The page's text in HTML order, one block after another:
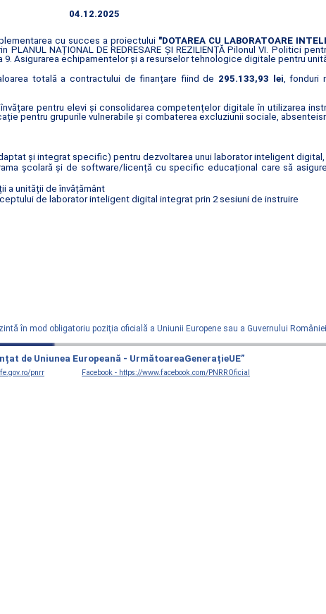
04.12.2025
cu succes a proiectului "DOTAREA CU LABORATOARE
PLANUL NAȚIONAL DE REDRESARE ȘI REZILIENȚĂ Pilonul VI. Politici
Asigurarea echipamentelor și a resurselor tehnologice digitale pentru
totală a contractului de finanțare fiind de 295.133,93 lei, fonduri
pentru elevi și consolidarea competențelor digitale în utilizarea
pentru grupurile vulnerabile și combaterea excluziunii sociale,
și integrat specific) pentru dezvoltarea unui laborator inteligent digital,
școlară și de software/licență cu specific educațional care să
a unității de învățământ
de laborator inteligent digital integrat prin 2 sesiuni de instruire
în mod obligatoriu poziţia oficială a Uniunii Europene sau a Guvernului
de Uniunea Europeană - UrmătoareaGenerațieUE”
pnrr Facebook - https://www.facebook.com/PNRROficial